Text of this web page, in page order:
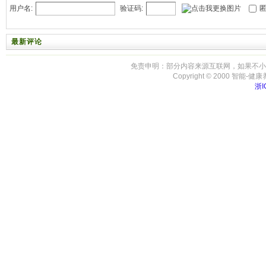
用户名: 验证码:
最新评论
免责申明：部分内容来源互联网，如果不
Copyright © 2000 智能-健康
浙